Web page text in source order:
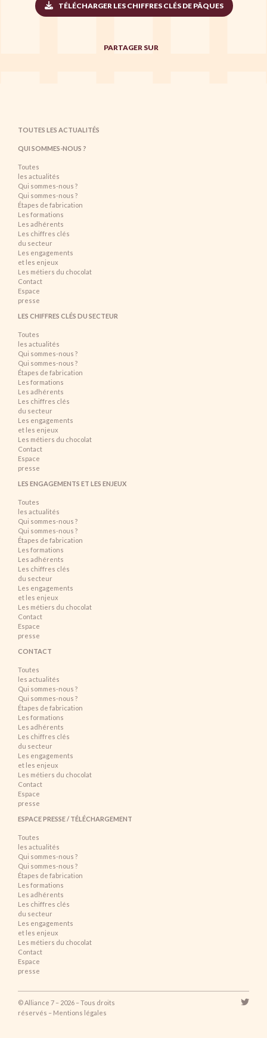
TÉLÉCHARGER LES CHIFFRES CLÉS DE PÂQUES
TOUTES LES ACTUALITÉS
QUI SOMMES-NOUS ?
Toutes
les actualités
Qui sommes-nous ?
Qui sommes-nous ?
Étapes de fabrication
Les formations
Les adhérents
Les chiffres clés
du secteur
Les engagements
et les enjeux
Les métiers du chocolat
Contact
Espace
presse
LES CHIFFRES CLÉS DU SECTEUR
Toutes
les actualités
Qui sommes-nous ?
Qui sommes-nous ?
Étapes de fabrication
Les formations
Les adhérents
Les chiffres clés
du secteur
Les engagements
et les enjeux
Les métiers du chocolat
Contact
Espace
presse
LES ENGAGEMENTS ET LES ENJEUX
Toutes
les actualités
Qui sommes-nous ?
Qui sommes-nous ?
Étapes de fabrication
Les formations
Les adhérents
Les chiffres clés
du secteur
Les engagements
et les enjeux
Les métiers du chocolat
Contact
Espace
presse
CONTACT
Toutes
les actualités
Qui sommes-nous ?
Qui sommes-nous ?
Étapes de fabrication
Les formations
Les adhérents
Les chiffres clés
du secteur
Les engagements
et les enjeux
Les métiers du chocolat
Contact
Espace
presse
ESPACE PRESSE / TÉLÉCHARGEMENT
Toutes
les actualités
Qui sommes-nous ?
Qui sommes-nous ?
Étapes de fabrication
Les formations
Les adhérents
Les chiffres clés
du secteur
Les engagements
et les enjeux
Les métiers du chocolat
Contact
Espace
presse
© Alliance 7 – 2026 – Tous droits
réservés – Mentions légales